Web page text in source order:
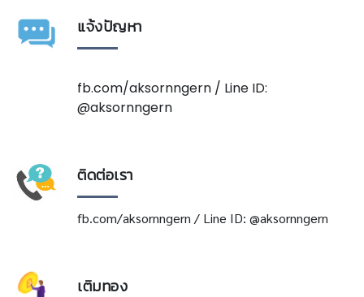
แจ้งปัญหา
fb.com/aksornngern / Line ID:
@aksornngern
ติดต่อเรา
fb.com/aksornngern / Line ID: @aksornngern
เติมทอง